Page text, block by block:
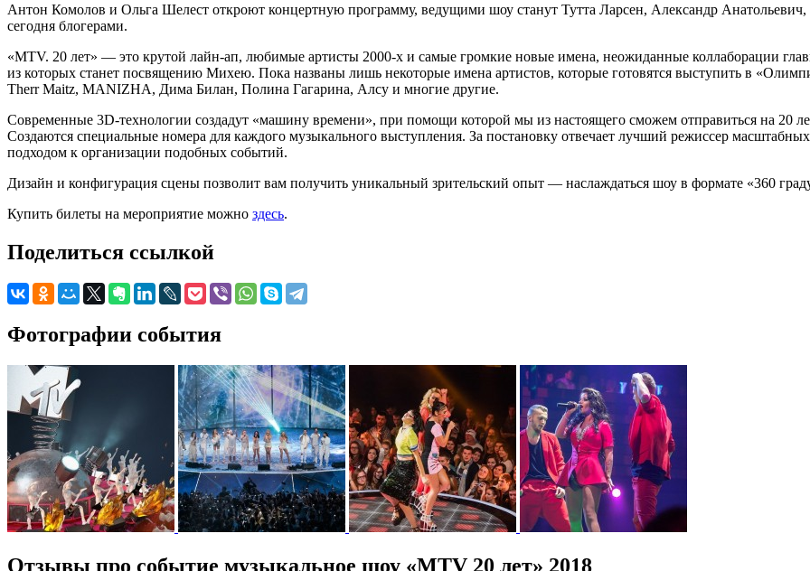
Антон Комолов и Ольга Шелест откроют концертную программу, ведущими шоу станут Тутта Ларсен, Александр
сегодня блогерами.
«MTV. 20 лет» — это крутой лайн-ап, любимые артисты 2000-х и самые громкие новые имена, неожиданные коллаборации
из которых станет посвящению Михею. Пока названы лишь некоторые имена артистов, которые готовятся выступить в
Therr Maitz, МANIZHA, Дима Билан, Полина Гагарина, Алсу и многие другие.
Современные 3D-технологии создадут «машину времени», при помощи которой мы из настоящего сможем отправиться на 20
Создаются специальные номера для каждого музыкального выступления. За постановку отвечает лучший режиссер
подходом к организации подобных событий.
Дизайн и конфигурация сцены позволит вам получить уникальный зрительский опыт — наслаждаться шоу в формате «360
Купить билеты на мероприятие можно здесь.
Поделиться ссылкой
Фотографии события
Отзывы про событие музыкальное шоу «MTV 20 лет» 2018